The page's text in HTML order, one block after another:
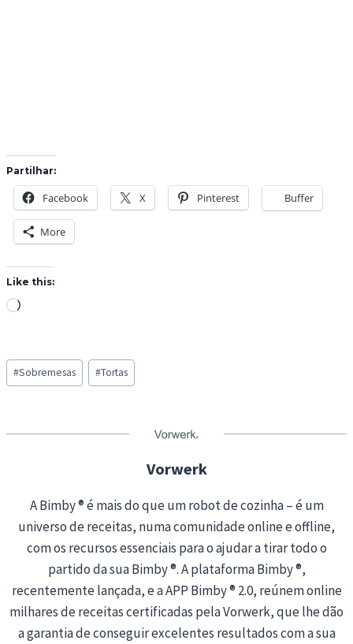
Partilhar:
Facebook X Pinterest Buffer
More
Like this:
L
d
i
g
Post
Tags:
#Sobremesas #Tortas
Vorwerk
A Bimby ® é mais do que um robot de cozinha – é um
universo de receitas, numa comunidade online e offline,
com os recursos essenciais para o ajudar a tirar todo o
partido da sua Bimby ®. A plataforma Bimby ®,
recentemente lançada, e a APP Bimby ® 2.0, reúnem online
milhares de receitas certificadas pela Vorwerk, que lhe dão
a garantia de conseguir excelentes resultados com a sua